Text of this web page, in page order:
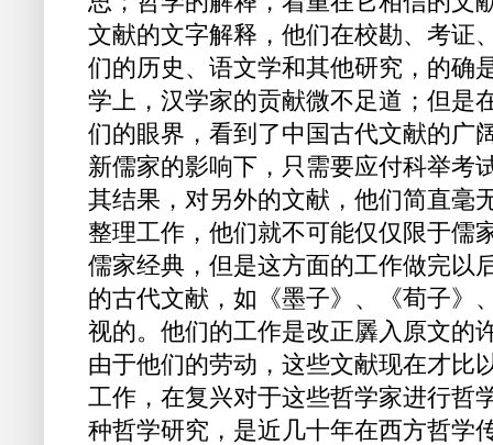
文献的文字解释，他们在校勘、考证
们的历史、语文学和其他研究，的确
学上，汉学家的贡献微不足道；但是
们的眼界，看到了中国古代文献的广
新儒家的影响下，只需要应付科举考
其结果，对另外的文献，他们简直毫
整理工作，他们就不可能仅仅限于儒
儒家经典，但是这方面的工作做完以
的古代文献，如《墨子》、《荀子》
视的。他们的工作是改正羼入原文的
由于他们的劳动，这些文献现在才比
工作，在复兴对于这些哲学家进行哲
种哲学研究，是近几十年在西方哲学